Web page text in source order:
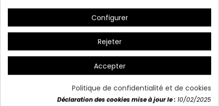
Détails du produit
Configurer
Rejeter
Accepter
Politique de confidentialité et de cookies
Déclaration des cookies mise à jour le : 10/02/2025